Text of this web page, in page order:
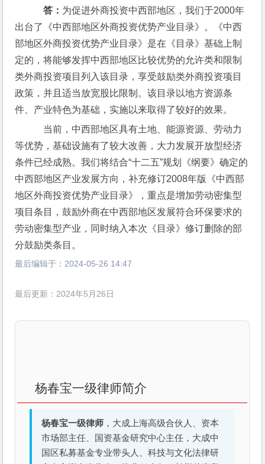
答： 为促进外商投资中西部地区，我们于2000年
出台了《中西部地区外商投资优势产业目录》。《中西
部地区外商投资优势产业目录》是在《目录》基础上制
定的，将能够发挥中西部地区比较优势的允许类和限制
类外商投资项目列入该目录，享受鼓励类外商投资项目
政策，并且适当放宽股比限制。该目录以地方资源条
件、产业特色为基础，实施以来取得了较好的效果。
当前，中西部地区具有土地、能源资源、劳动力
等优势，基础设施有了较大改善，大力发展开放型经济
条件已经成熟。我们将结合“十二五”规划《纲要》确定的
中西部地区产业发展方向，补充修订2008年版《中西部
地区外商投资优势产业目录》，重点是增加劳动密集型
项目条目，鼓励外商在中西部地区发展符合环保要求的
劳动密集型产业，同时纳入本次《目录》修订删除的部
分鼓励类条目。
最后编辑于： 2024-05-26 14:47
最后更新：2024年5月26日
杨春宝一级律师简介
杨春宝一级律师 ，大成上海高级合伙人、资本
市场部主任、国资基金研究中心主任，大成中
国区私募基金专业带头人、科技与文化法律研